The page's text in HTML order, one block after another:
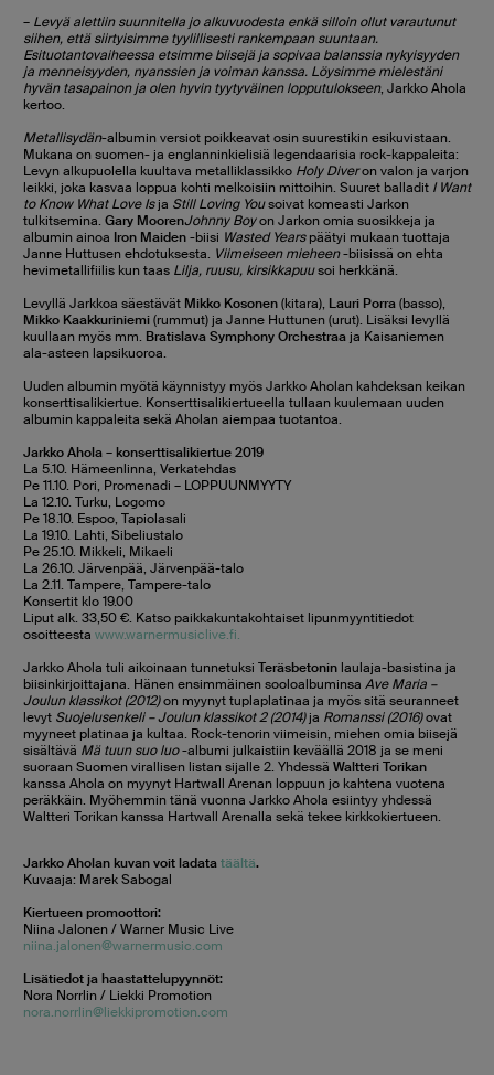
– Levyä alettiin suunnitella jo alkuvuodesta enkä silloin ollut varautunut
siihen, että siirtyisimme tyylillisesti rankempaan suuntaan.
Esituotantovaiheessa etsimme biisejä ja sopivaa balanssia nykyisyyden
ja menneisyyden, nyanssien ja voiman kanssa. Löysimme mielestäni
hyvän tasapainon ja olen hyvin tyytyväinen lopputulokseen, Jarkko Ahola
kertoo.
Metallisydän-albumin versiot poikkeavat osin suurestikin esikuvistaan.
Mukana on suomen- ja englanninkielisiä legendaarisia rock-kappaleita:
Levyn alkupuolella kuultava metalliklassikko Holy Diveron valon ja varjon
leikki, joka kasvaa loppua kohti melkoisiin mittoihin. Suuret balladit I Want
to Know What Love Isja Still Loving Yousoivat komeasti Jarkon
tulkitsemina. Gary MoorenJohnny Boyon Jarkon omia suosikkeja ja
albumin ainoa Iron Maiden-biisi Wasted Yearspäätyi mukaan tuottaja
Janne Huttusen ehdotuksesta. Viimeiseen mieheen-biisissä on ehta
hevimetallifiilis kun taas Lilja, ruusu, kirsikkapuusoi herkkänä.
Levyllä Jarkkoa säestävät Mikko Kosonen(kitara), Lauri Porra(basso),
Mikko Kaakkuriniemi(rummut) ja Janne Huttunen (urut). Lisäksi levyllä
kuullaan myös mm. Bratislava Symphony Orchestraa ja Kaisaniemen
ala-asteen lapsikuoroa.
Uuden albumin myötä käynnistyy myös Jarkko Aholan kahdeksan keikan
konserttisalikiertue. Konserttisalikiertueella tullaan kuulemaan uuden
albumin kappaleita sekä Aholan aiempaa tuotantoa.
Jarkko Ahola – konserttisalikiertue 2019
La 5.10. Hämeenlinna, Verkatehdas
Pe 11.10. Pori, Promenadi – LOPPUUNMYYTY
La 12.10. Turku, Logomo
Pe 18.10. Espoo, Tapiolasali
La 19.10. Lahti, Sibeliustalo
Pe 25.10. Mikkeli, Mikaeli
La 26.10. Järvenpää, Järvenpää-talo
La 2.11. Tampere, Tampere-talo
Konsertit klo 19.00
Liput alk. 33,50 €. Katso paikkakuntakohtaiset lipunmyyntitiedot
osoitteesta www.warnermusiclive.fi.
Jarkko Ahola tuli aikoinaan tunnetuksi Teräsbetonin laulaja-basistina ja
biisinkirjoittajana. Hänen ensimmäinen sooloalbuminsa Ave Maria –
Joulun klassikot (2012)on myynyt tuplaplatinaa ja myös sitä seuranneet
levyt Suojelusenkeli – Joulun klassikot 2 (2014)ja Romanssi (2016)ovat
myyneet platinaa ja kultaa. Rock-tenorin viimeisin, miehen omia biisejä
sisältävä Mä tuun suo luo-albumi julkaistiin keväällä 2018 ja se meni
suoraan Suomen virallisen listan sijalle 2. Yhdessä Waltteri Torikan
kanssa Ahola on myynyt Hartwall Arenan loppuun jo kahtena vuotena
peräkkäin. Myöhemmin tänä vuonna Jarkko Ahola esiintyy yhdessä
Waltteri Torikan kanssa Hartwall Arenalla sekä tekee kirkkokiertueen.
Jarkko Aholan kuvan voit ladatatäältä.
Kuvaaja: Marek Sabogal
Kiertueen promoottori:
Niina Jalonen / Warner Music Live
niina.jalonen@warnermusic.com
Lisätiedot ja haastattelupyynnöt:
Nora Norrlin / Liekki Promotion
nora.norrlin@liekkipromotion.com